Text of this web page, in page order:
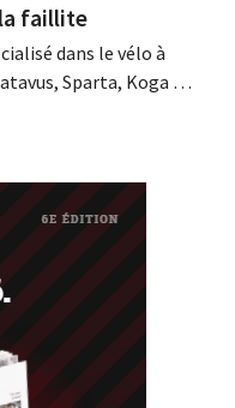
faillite
dans le vélo à
Sparta, Koga et